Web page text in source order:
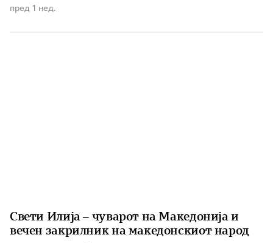
од Македонија, имаме сопствена држава, свој
македонското име. Нивниот аманет не е само да се
пред 1 нед.
Свети Илија – чуварот на Македонија и
вечен закрилник на македонскиот народ